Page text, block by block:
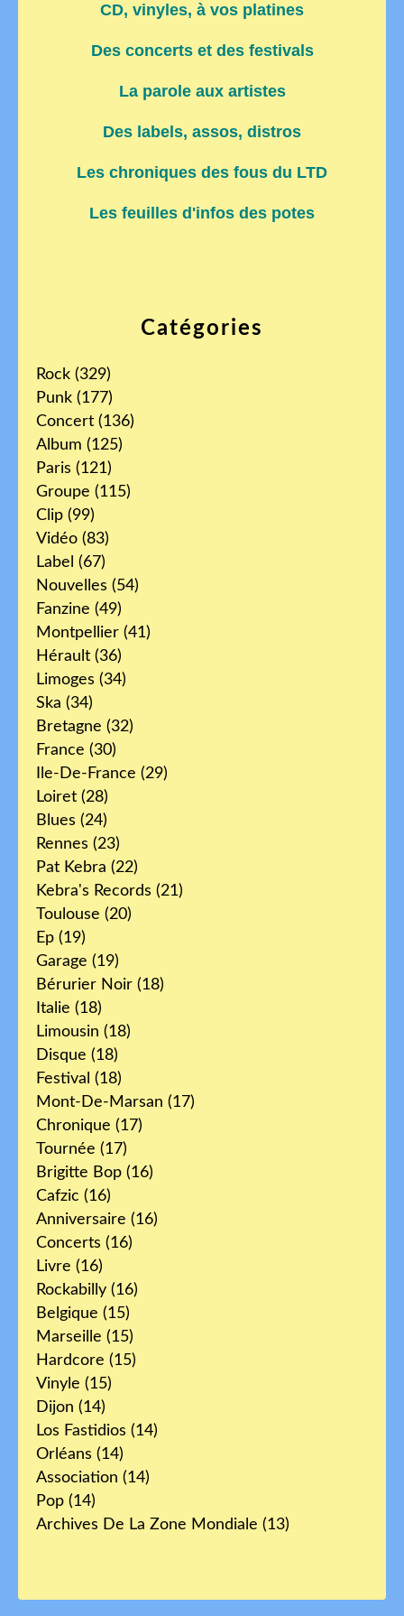
Catégories
Rock (329)
Punk (177)
Concert (136)
Album (125)
Paris (121)
Groupe (115)
Clip (99)
Vidéo (83)
Label (67)
Nouvelles (54)
Fanzine (49)
Montpellier (41)
Hérault (36)
Limoges (34)
Ska (34)
Bretagne (32)
France (30)
Ile-De-France (29)
Loiret (28)
Blues (24)
Rennes (23)
Pat Kebra (22)
Kebra's Records (21)
Toulouse (20)
Ep (19)
Garage (19)
Bérurier Noir (18)
Italie (18)
Limousin (18)
Disque (18)
Festival (18)
Mont-De-Marsan (17)
Chronique (17)
Tournée (17)
Brigitte Bop (16)
Cafzic (16)
Anniversaire (16)
Concerts (16)
Livre (16)
Rockabilly (16)
Belgique (15)
Marseille (15)
Hardcore (15)
Vinyle (15)
Dijon (14)
Los Fastidios (14)
Orléans (14)
Association (14)
Pop (14)
Archives De La Zone Mondiale (13)
CD, vinyles, à vos platines
Des concerts et des festivals
La parole aux artistes
Des labels, assos, distros
Les chroniques des fous du LTD
Les feuilles d'infos des potes